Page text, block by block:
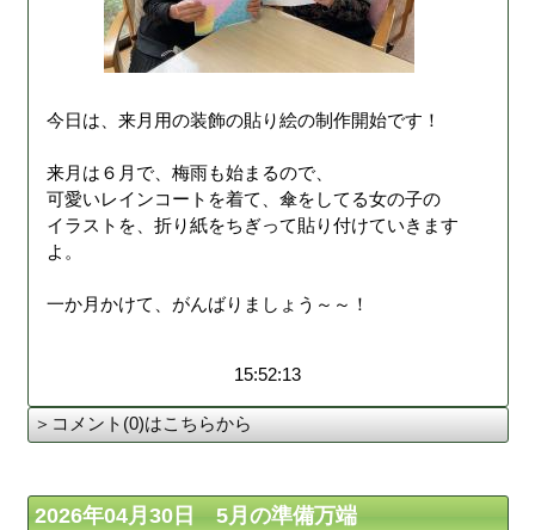
今日は、来月用の装飾の貼り絵の制作開始です！
来月は６月で、梅雨も始まるので、
可愛いレインコートを着て、傘をしてる女の子の
イラストを、折り紙をちぎって貼り付けていきます
よ。
一か月かけて、がんばりましょう～～！
15:52:13
＞コメント(0)はこちらから
2026年04月30日 5月の準備万端